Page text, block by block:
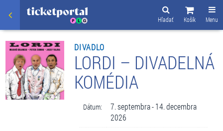
Menu
Košík
Hľadať
DIVADLO
LORDI – DIVADELNÁ
KOMÉDIA
Dátum:
7. septembra - 14. decembra
2026